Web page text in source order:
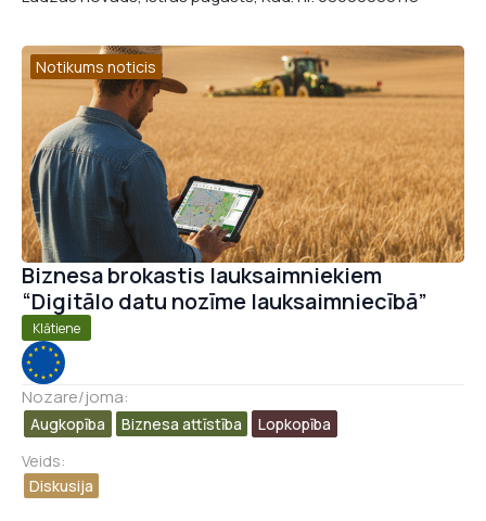
Notikums noticis
Biznesa brokastis lauksaimniekiem
“Digitālo datu nozīme lauksaimniecībā”
Klātiene
Nozare/joma:
Augkopība Biznesa attīstība​
Lopkopība
Veids:
Diskusija